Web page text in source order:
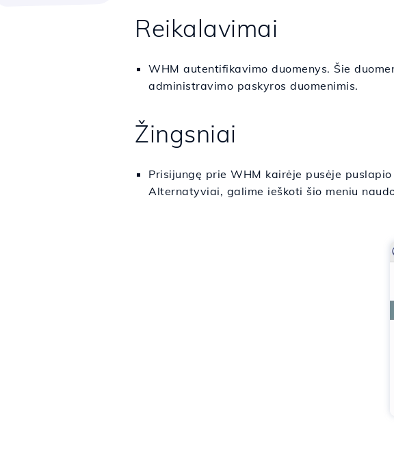
Reikalavimai
WHM autentifikavimo duomenys. Šie
administravimo paskyros duomenimis.
Žingsniai
Prisijungę prie WHM kairėje pusėje
Alternatyviai, galime ieškoti šio meniu